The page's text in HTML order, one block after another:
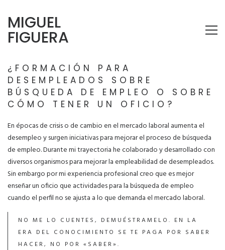
MIGUEL
FIGUERA
¿FORMACIÓN PARA
DESEMPLEADOS SOBRE
BÚSQUEDA DE EMPLEO O SOBRE
CÓMO TENER UN OFICIO?
En épocas de crisis o de cambio en el mercado laboral aumenta el
desempleo y surgen iniciativas para mejorar el proceso de búsqueda
de empleo. Durante mi trayectoria he colaborado y desarrollado con
diversos organismos para mejorar la empleabilidad de desempleados.
Sin embargo por mi experiencia profesional creo que es mejor
enseñar un oficio que actividades para la búsqueda de empleo
cuando el perfil no se ajusta a lo que demanda el mercado laboral.
NO ME LO CUENTES, DEMUÉSTRAMELO. EN LA
ERA DEL CONOCIMIENTO SE TE PAGA POR SABER
HACER, NO POR «SABER».